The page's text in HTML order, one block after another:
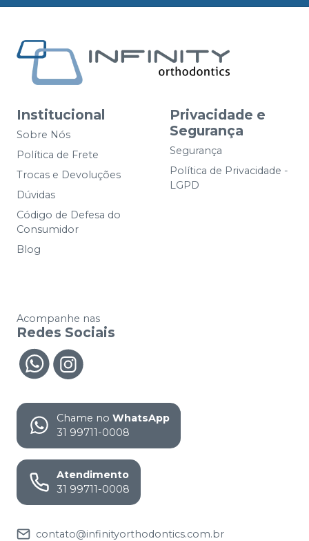
Institucional
Sobre Nós
Política de Frete
Trocas e Devoluções
Dúvidas
Código de Defesa do
Consumidor
Blog
Privacidade e
Segurança
Segurança
Política de Privacidade -
LGPD
Acompanhe nas
Redes Sociais
Chame no WhatsApp
31 99711-0008
Atendimento
31 99711-0008
contato@infinityorthodontics.com.br